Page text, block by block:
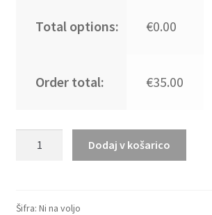
Total options: €0.00
Order total: €35.00
Barcelona
Dodaj v košarico
Šifra: Ni na voljo